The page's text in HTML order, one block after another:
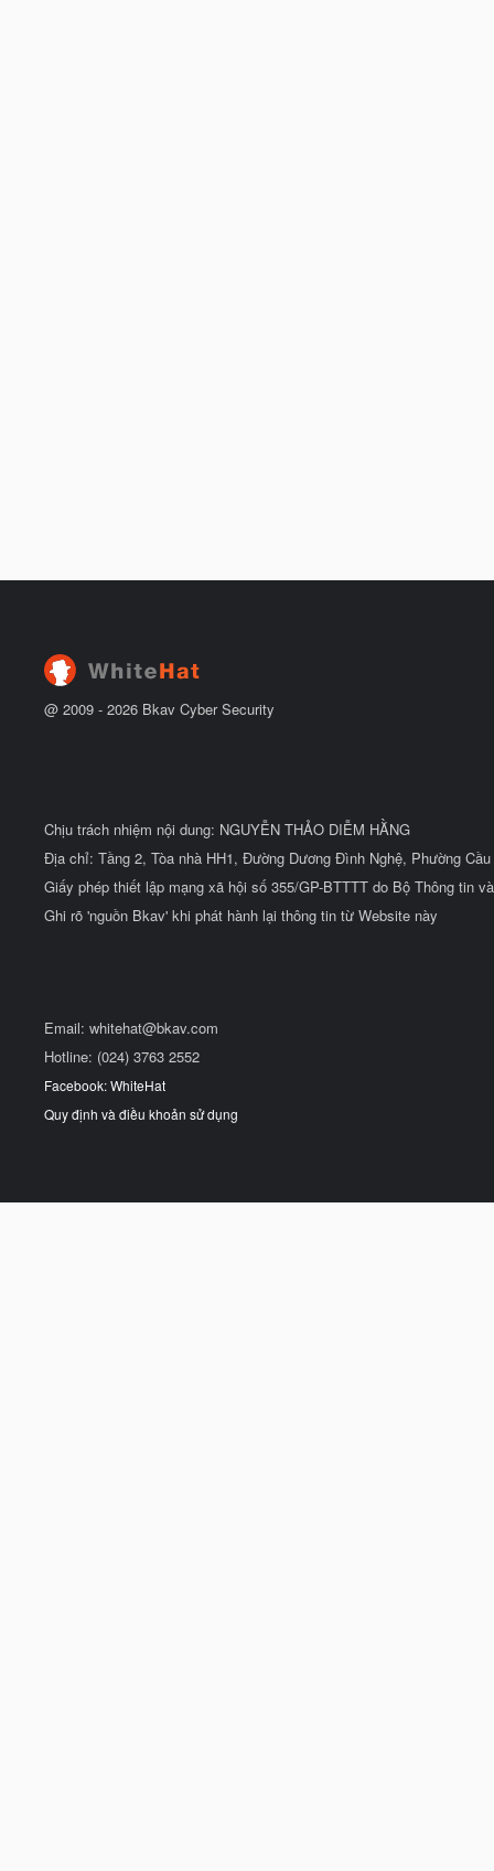
@ 2009 - 2026 Bkav Cyber Security
Chịu trách nhiệm nội dung: NGUYỄN THẢO DIỄM HẰNG
Địa chỉ: Tầng 2, Tòa nhà HH1, Đường Dương Đình Nghệ, Phường
Giấy phép thiết lập mạng xã hội số 355/GP-BTTTT do Bộ Thông tin
Ghi rõ 'nguồn Bkav' khi phát hành lại thông tin từ Website này
Email: whitehat@bkav.com
Hotline: (024) 3763 2552
Facebook: WhiteHat
Quy định và điều khoản sử dụng